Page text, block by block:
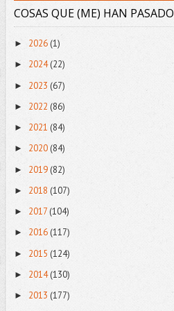
COSAS QUE (ME) HAN PASADO
► 2026 (1)
► 2024(22)
► 2023 (67)
► 2022 (86)
► 2021 (84)
► 2020(84)
► 2019(82)
► 2018 (107)
► 2017 (104)
► 2016 (117)
► 2015 (124)
► 2014(130)
► 2013 (177)